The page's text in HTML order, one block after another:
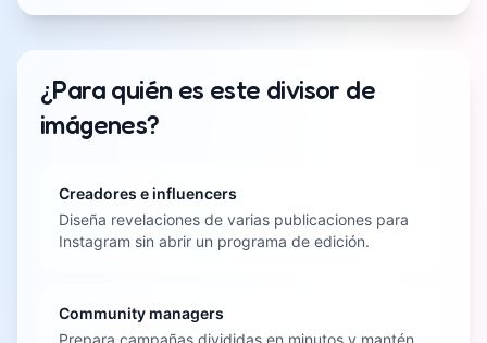
¿Para quién es este divisor de
imágenes?
Creadores e influencers
Diseña revelaciones de varias publicaciones para
Instagram sin abrir un programa de edición.
Community managers
Prepara campañas divididas en minutos y mantén